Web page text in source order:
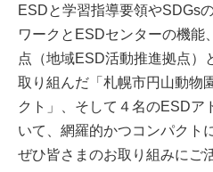
ESDと学習指導要領やSDGs
ワークとESDセンターの機能
点（地域ESD活動推進拠点）
取り組んだ「札幌市円山動物
クト」、そして４名のESDア
いて、網羅的かつコンパクト
ぜひ皆さまのお取り組みにご